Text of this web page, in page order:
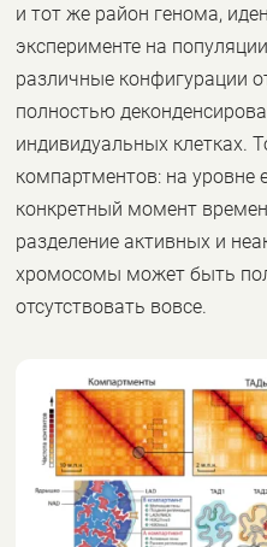
и тот же район генома,
эксперименте на
различные конфигурации
полностью
индивидуальных клетках.
компартментов: на уровне
конкретный момент
разделение активных и
хромосомы может быть
отсутствовать вовсе.